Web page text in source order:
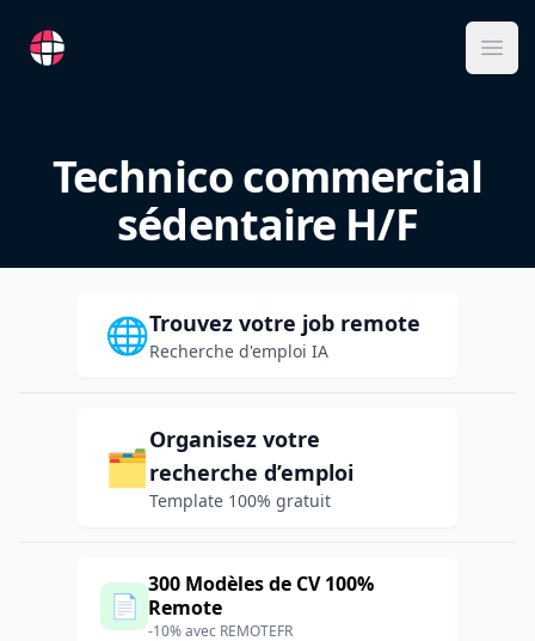
RemoteFR
Technico commercial
sédentaire H/F
🌐Trouvez votre job remote
Recherche d'emploi IA
🗂️
Organisez votre
recherche d’emploi
Template 100% gratuit
📄
300 Modèles de CV 100%
Remote
-10% avec REMOTEFR